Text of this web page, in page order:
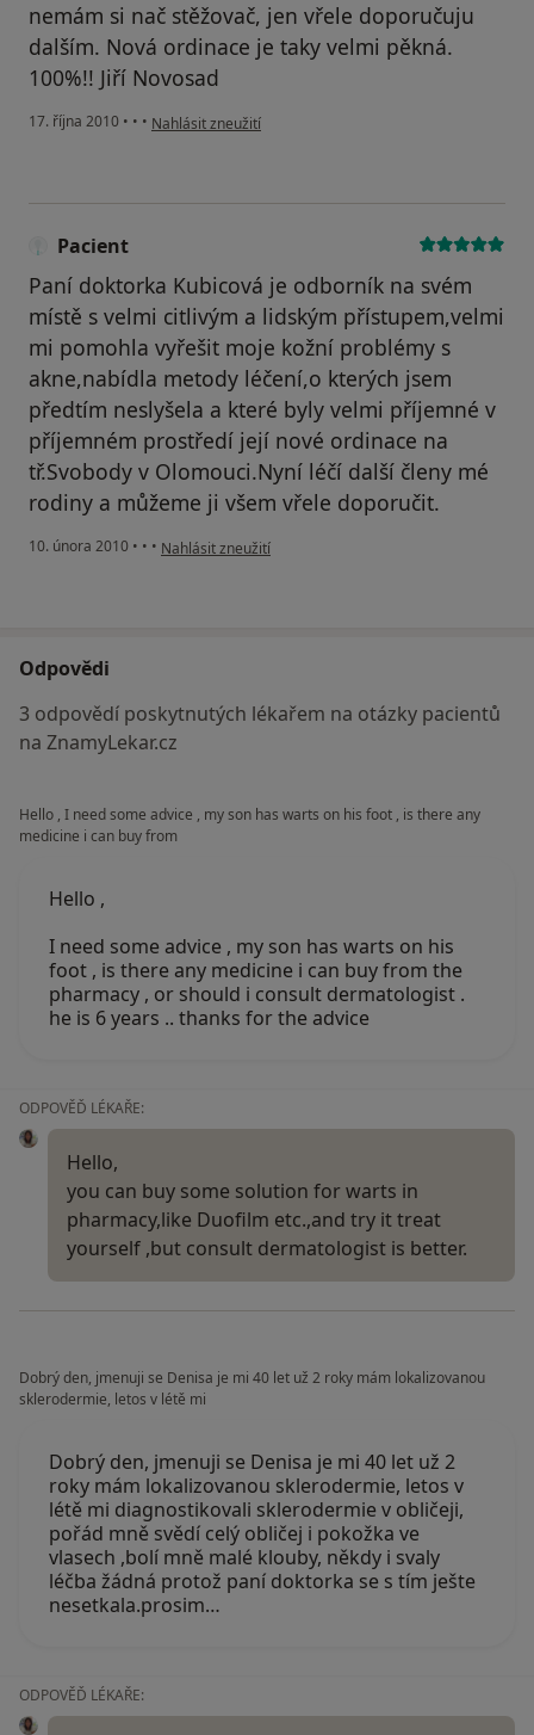
nemám si nač stěžovač, jen vřele doporučuju
dalším. Nová ordinace je taky velmi pěkná.
100%!! Jiří Novosad
17. října 2010 • • • podle názoru uživatele Pacient
Nahlásit zneužití
Pacient
Paní doktorka Kubicová je odborník na svém
místě s velmi citlivým a lidským přístupem,velmi
mi pomohla vyřešit moje kožní problémy s
akne,nabídla metody léčení,o kterých jsem
předtím neslyšela a které byly velmi příjemné v
příjemném prostředí její nové ordinace na
tř.Svobody v Olomouci.Nyní léčí další členy mé
rodiny a můžeme ji všem vřele doporučit.
10. února 2010 • • • podle názoru uživatele Pacient
Nahlásit zneužití
Odpovědi
3 odpovědí poskytnutých lékařem na otázky pacientů
na ZnamyLekar.cz
Hello , I need some advice , my son has warts on his foot , is there any
medicine i can buy from
Hello ,
I need some advice , my son has warts on his
foot , is there any medicine i can buy from the
pharmacy , or should i consult dermatologist .
he is 6 years .. thanks for the advice
ODPOVĚĎ LÉKAŘE:
Hello,
you can buy some solution for warts in
pharmacy,like Duofilm etc.,and try it treat
yourself ,but consult dermatologist is better.
Dobrý den, jmenuji se Denisa je mi 40 let už 2 roky mám lokalizovanou
sklerodermie, letos v létě mi
Dobrý den, jmenuji se Denisa je mi 40 let už 2
roky mám lokalizovanou sklerodermie, letos v
létě mi diagnostikovali sklerodermie v obličeji,
pořád mně svědí celý obličej i pokožka ve
vlasech ,bolí mně malé klouby, někdy i svaly
léčba žádná protož paní doktorka se s tím ješte
nesetkala.prosim…
ODPOVĚĎ LÉKAŘE: